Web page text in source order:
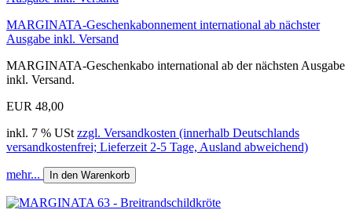
MARGINATA-Geschenkabonnement international ab nächster
Ausgabe inkl. Versand
MARGINATA-Geschenkabo international ab der nächsten Ausgabe
inkl. Versand.
EUR 48,00
inkl. 7 % USt zzgl. Versandkosten (innerhalb Deutschlands
versandkostenfrei; Lieferzeit 2-5 Tage, Ausland abweichend)
mehr... In den Warenkorb